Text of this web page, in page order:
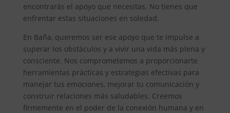
encontrarás el apoyo que necesitas. No tienes que
enfrentar estas situaciones en soledad.
En Baña, queremos ser ese apoyo que te impulse a
superar los obstáculos y a vivir una vida más plena y
consciente. Nos comprometemos a proporcionarte
herramientas prácticas y estrategias efectivas para
manejar tus emociones, mejorar tu comunicación y
construir relaciones más saludables. Creemos
firmemente en el poder de la conexión humana y en